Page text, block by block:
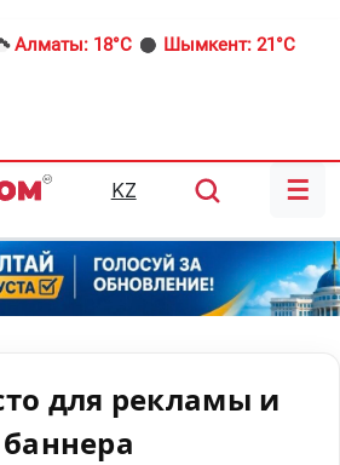
Алматы: 18°C Шымкент: 21°C
KZ ☰
для рекламы и
баннера